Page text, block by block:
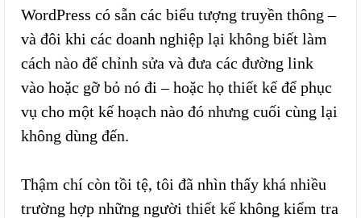
WordPress có sẵn các biểu tượng truyền thông –
và đôi khi các doanh nghiệp lại không biết làm
cách nào để chỉnh sửa và đưa các đường link
vào hoặc gỡ bỏ nó đi – hoặc họ thiết kế để phục
vụ cho một kế hoạch nào đó nhưng cuối cùng lại
không dùng đến.
Thậm chí còn tồi tệ, tôi đã nhìn thấy khá nhiều
trường hợp những người thiết kế không kiểm tra